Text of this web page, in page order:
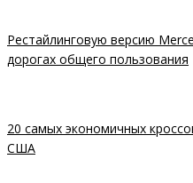
Рестайлинговую версию
дорогах общего пользования
20 самых экономичных
США